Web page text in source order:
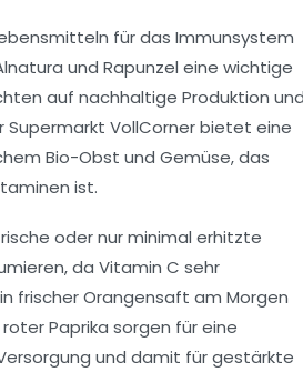
für das Immunsystem
und Rapunzel eine wichtige
auf nachhaltige Produktion
Supermarkt VollCornerbietet eine
Bio-Obst und Gemüse, das
ist.
oder nur minimal erhitzte
da Vitamin C sehr
frischer Orangensaft am Morgen
Paprika sorgen für eine
und damit für gestärkte